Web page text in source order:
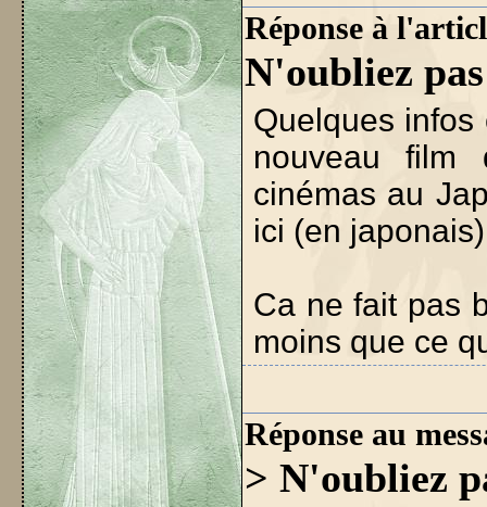
Réponse à
N'oubliez
Quelques
nouveau film
cinémas au
ici (en
Ca ne fait pas
moins que ce
Réponse au
> N'oubliez